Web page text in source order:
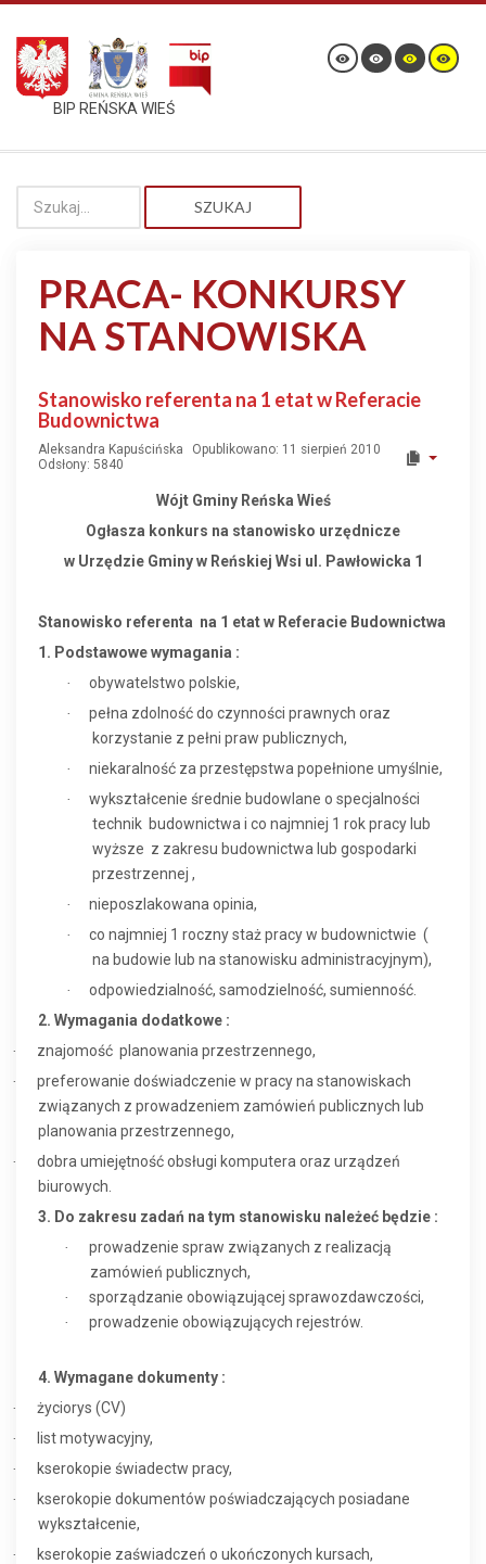
BIP REŃSKA WIEŚ
SZUKAJ
PRACA- KONKURSY
NA STANOWISKA
Stanowisko referenta na 1 etat w Referacie
Budownictwa
Aleksandra Kapuścińska
Opublikowano: 11 sierpień 2010
Odsłony: 5840
Wójt Gminy Reńska Wieś
Ogłasza konkurs na stanowisko urzędnicze
w Urzędzie Gminy w Reńskiej Wsi ul. Pawłowicka 1
Stanowisko referenta na 1 etat w Referacie Budownictwa
1. Podstawowe wymagania :
· obywatelstwo polskie,
·
pełna zdolność do czynności prawnych oraz
korzystanie z pełni praw publicznych,
· niekaralność za przestępstwa popełnione umyślnie,
·
wykształcenie średnie budowlane o specjalności
technik budownictwa i co najmniej 1 rok pracy lub
wyższe z zakresu budownictwa lub gospodarki
przestrzennej ,
· nieposzlakowana opinia,
· co najmniej 1 roczny staż pracy w budownictwie (
na budowie lub na stanowisku administracyjnym),
·
odpowiedzialność, samodzielność, sumienność.
2. Wymagania dodatkowe :
· znajomość planowania przestrzennego,
·
preferowanie doświadczenie w pracy na stanowiskach
związanych z prowadzeniem zamówień publicznych lub
planowania przestrzennego,
·
dobra umiejętność obsługi komputera oraz urządzeń
biurowych.
3. Do zakresu zadań na tym stanowisku należeć będzie :
·
prowadzenie spraw związanych z realizacją
zamówień publicznych,
· sporządzanie obowiązującej sprawozdawczości,
· prowadzenie obowiązujących rejestrów.
4. Wymagane dokumenty :
· życiorys (CV)
· list motywacyjny,
· kserokopie świadectw pracy,
·
kserokopie dokumentów poświadczających posiadane
wykształcenie,
·
kserokopie zaświadczeń o ukończonych kursach,